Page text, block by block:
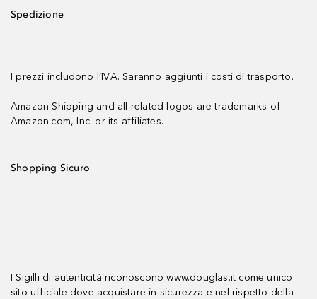
Spedizione
I prezzi includono l’IVA. Saranno aggiunti i costi di trasporto.
Amazon Shipping and all related logos are trademarks of
Amazon.com, Inc. or its affiliates.
Shopping Sicuro
I Sigilli di autenticità riconoscono www.douglas.it come unico
sito ufficiale dove acquistare in sicurezza e nel rispetto della